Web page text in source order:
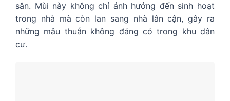
sân. Mùi này không chỉ ảnh hưởng đến sinh hoạt
trong nhà mà còn lan sang nhà lân cận, gây ra
những mâu thuẫn không đáng có trong khu dân
cư.